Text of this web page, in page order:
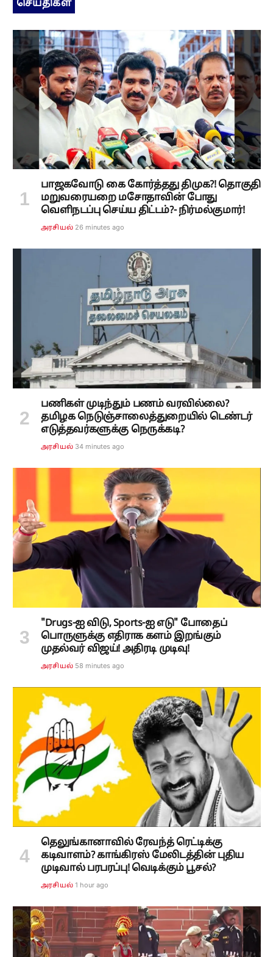
செய்திகள்
பாஜகவோடு கை கோர்த்தது திமுக?! தொகுதி
மறுவரையறை மசோதாவின் போது
வெளிநடப்பு செய்ய திட்டம்?- நிர்மல்குமார்!
அரசியல் 26 minutes ago
பணிகள் முடிந்தும் பணம் வரவில்லை?
தமிழக நெடுஞ்சாலைத்துறையில் டெண்டர்
எடுத்தவர்களுக்கு நெருக்கடி?
அரசியல் 34 minutes ago
"Drugs-ஐ விடு, Sports-ஐ எடு" போதைப்
பொருளுக்கு எதிராக களம் இறங்கும்
முதல்வர் விஜய்! அதிரடி முடிவு!
அரசியல் 58 minutes ago
தெலுங்கானாவில் ரேவந்த் ரெட்டிக்கு
கடிவாளம்? காங்கிரஸ் மேலிடத்தின் புதிய
முடிவால் பரபரப்பு! வெடிக்கும் பூசல்?
அரசியல் 1 hour ago